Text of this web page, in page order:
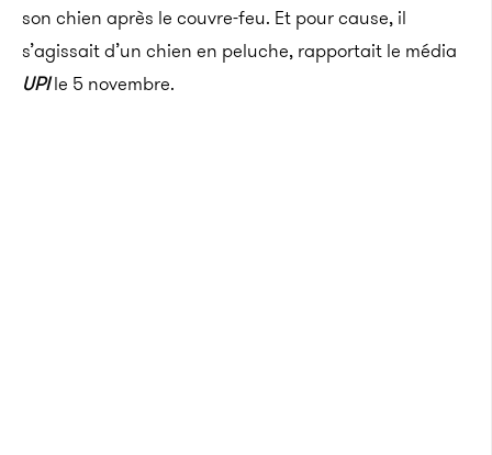
son chien après le couvre-feu. Et pour cause, il
s’agissait d’un chien en peluche, rapportait le média
UPIle 5 novembre.